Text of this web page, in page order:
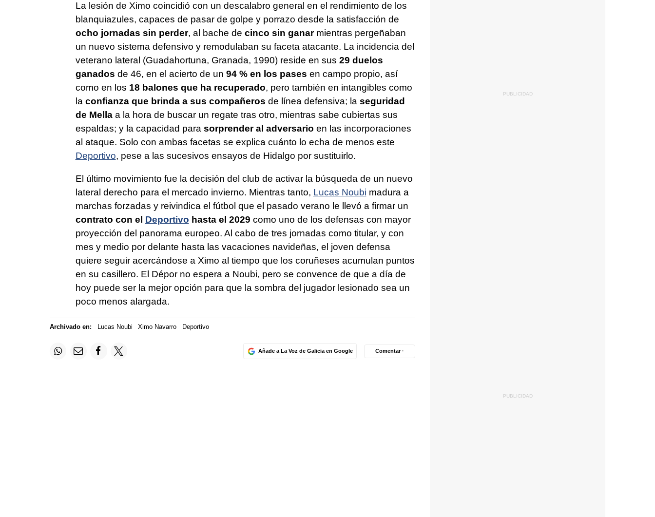
La lesión de Ximo coincidió con un descalabro general en el rendimiento de los
blanquiazules, capaces de pasar de golpe y porrazo desde la satisfacción de
ocho jornadas sin perder, al bache de cinco sin ganarmientras pergeñaban
un nuevo sistema defensivo y remodulaban su faceta atacante. La incidencia del
veterano lateral (Guadahortuna, Granada, 1990) reside en sus 29 duelos
ganados de 46, en el acierto de un 94 % en los pases en campo propio, así
como en los 18 balones que ha recuperado, pero también en intangibles como
la confianza que brinda a sus compañeros de línea defensiva; la seguridad
de Mellaa la hora de buscar un regate tras otro, mientras sabe cubiertas sus
espaldas; y la capacidad parasorprender al adversario en las incorporaciones
al ataque. Solo con ambas facetas se explica cuánto lo echa de menos este
Deportivo, pese a las sucesivos ensayos de Hidalgo por sustituirlo.
El último movimiento fue la decisión del club de activar la búsqueda de un nuevo
lateral derecho para el mercado invierno. Mientras tanto, Lucas Noubi madura a
marchas forzadas y reivindica el fútbol que el pasado verano le llevó a firmar un
contrato con el Deportivo hasta el 2029 como uno de los defensas con mayor
proyección del panorama europeo. Al cabo de tres jornadas como titular, y con
mes y medio por delante hasta las vacaciones navideñas, el joven defensa
quiere seguir acercándose a Ximo al tiempo que los coruñeses acumulan puntos
en su casillero. El Dépor no espera a Noubi, pero se convence de que a día de
hoy puede ser la mejor opción para que la sombra del jugador lesionado sea un
poco menos alargada.
Archivado en: Lucas Noubi Ximo Navarro Deportivo
Añade a La Voz de Galicia en Google Comentar ·